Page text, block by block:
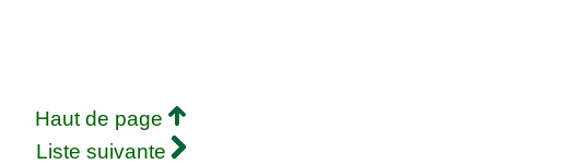
Haut de page
Liste suivante